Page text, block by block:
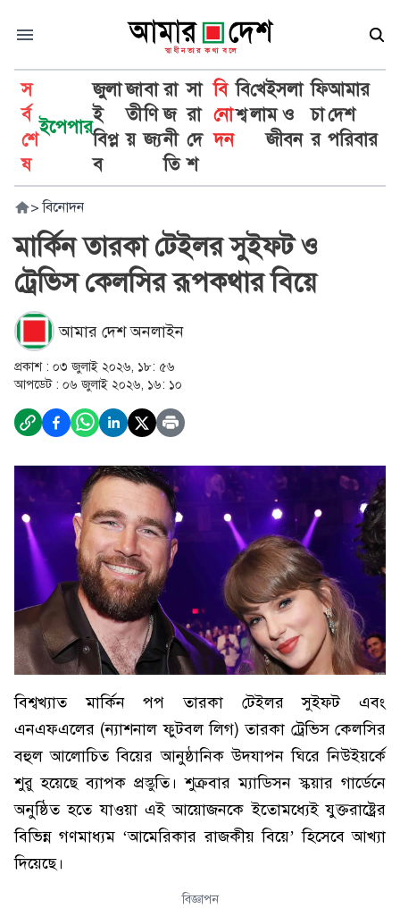
স
র্ব
শে
ষ
ইপেপার
জুলা
ই
বিপ্ল
ব
জা
তী
য়
বা
ণি
জ্য
রা
জ
নী
তি
সা
রা
দে
শ
বি
নো
দন
বি
শ্ব
খে
লা
ইসলা
ম ও
জীবন
ফি
চা
র
আমার
দেশ
পরিবার
> বিনোদন
মার্কিন তারকা টেইলর সুইফট ও
ট্রেভিস কেলসির রূপকথার বিয়ে
আমার দেশ অনলাইন
প্রকাশ : ০৩ জুলাই ২০২৬, ১৮: ৫৬
আপডেট : ০৬ জুলাই ২০২৬, ১৬: ১০
বিশ্বখ্যাত মার্কিন পপ তারকা টেইলর সুইফট এবং
এনএফএলের (ন্যাশনাল ফুটবল লিগ) তারকা ট্রেভিস কেলসির
বহুল আলোচিত বিয়ের আনুষ্ঠানিক উদযাপন ঘিরে নিউইয়র্কে
শুরু হয়েছে ব্যাপক প্রস্তুতি। শুক্রবার ম্যাডিসন স্কয়ার গার্ডেনে
অনুষ্ঠিত হতে যাওয়া এই আয়োজনকে ইতোমধ্যেই যুক্তরাষ্ট্রের
বিভিন্ন গণমাধ্যম ‘আমেরিকার রাজকীয় বিয়ে’ হিসেবে আখ্যা
দিয়েছে।
বিজ্ঞাপন